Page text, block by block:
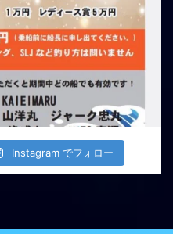
Instagram でフォロー